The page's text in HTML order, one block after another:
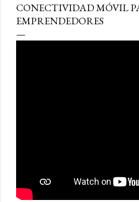
CONECTIVIDAD MÓVIL
EMPRENDEDORES